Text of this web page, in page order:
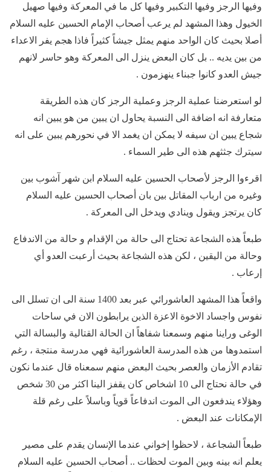
وفيها الرجز وفيها التكبير وفيها كل ما في المعركة وفيها صهيل
الخيول وهذا المشهد لم يرعب أصحاب الإمام الحسين عليه السلام
أصلا بحيث كان الواحد منهم يمثل جيشاً كثيراً فاذا هجم يفر الاعداء
من بين يديه .. بل كان البعض ينزل الى المعركة وهو حاسر لانهم
جيش العدو كانوا جبناء ينهزمون .
لو استعرضنا عملية الرجز وعملية الرجز كان هذه الطريقة
متعارفة انه اضافة الى النسبة يحاول ان يبين من هو يبين انه
شجاع يبين ان سيفه لا يمكن ان يغمد الا في نحورهم يبين على انه
سيترك جثثهم هذه الى طير السماء .
اقرءوا الرجز لأصحاب الحسين عليه السلام ابن شهر آشوب بين
وغيره من ارباب المقاتل بين بان أصحاب الحسين عليه السلام
كان يرتجز ويقول وينادي ويدخل الى المعركة .
طبعاً هذه الشجاعة تحتاج الى حالة من الإقدام و حالة من الاندفاع
وحالة من اليقين ، لكن هذه الشجاعة بحيث أرعبت العدو أي
إرعاب .
واقعاً هذا المشهد العاشورائي عبر بعد 1400 سنة الى ان تسلل الى
نفوس واجساد الاخوة الاعزة الذين يرابطون الان في ساحات
الوغى وراينا منهم وسمعنا شفاهاً ان الحالة القتالية والبسالة التي
استمدوها من هذه المدرسة العاشورائية فهي مدرسة منتجة ، رغم
تقادم الأزمان والعصر بحيث البعض منهم سمعناه قال عندما نكون
في حالة نحتاج الى 10 اشخاص كان يقفز الينا اكثر من 30 شخص
وهؤلاء يندفعون الى الموت اندفاعاً قوياً وباسلاً على رغم قلة
الإمكانات عند البعض .
طبعاً الشجاعة ، لاحظوا إخواني عندما الإنسان يقدم على مصير
يعلم انه بينه وبين الموت لحظات .. أصحاب الحسين عليه السلام